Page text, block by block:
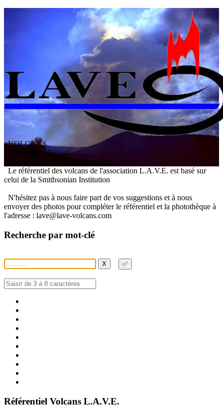
VOLCANS
/ Référentiel Volcans
ssociation V olcanologiqueEuropéenne
Le référentiel des volcans de l'association L.A.V.E. est basé sur
celui de la Smithsonian Institution
N'hésitez pas à nous faire part de vos suggestions et à nous
envoyer des photos pour compléter le référentiel et la photothèque à
l'adresse : lave@lave-volcans.com
Recherche par mot-clé
X ✅
Référentiel Volcans L.A.V.E.